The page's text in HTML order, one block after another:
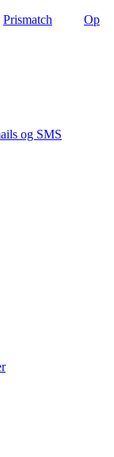
Prismatch
Op
og SMS